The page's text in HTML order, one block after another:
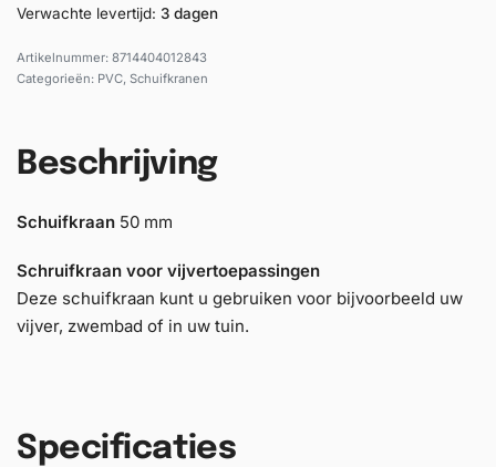
Verwachte levertijd: 3 dagen
8714404012843
Categorieën: PVC, Schuifkranen
Beschrijving
Schuifkraan 50 mm
Schruifkraan voor vijvertoepassingen
Deze schuifkraan kunt u gebruiken voor bijvoorbeeld uw
vijver, zwembad of in uw tuin.
Specificaties